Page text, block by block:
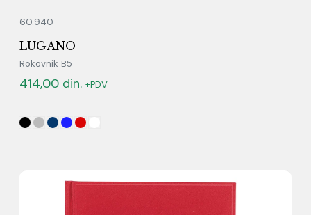
60.940
LUGANO
Rokovnik B5
414,00 din. +PDV